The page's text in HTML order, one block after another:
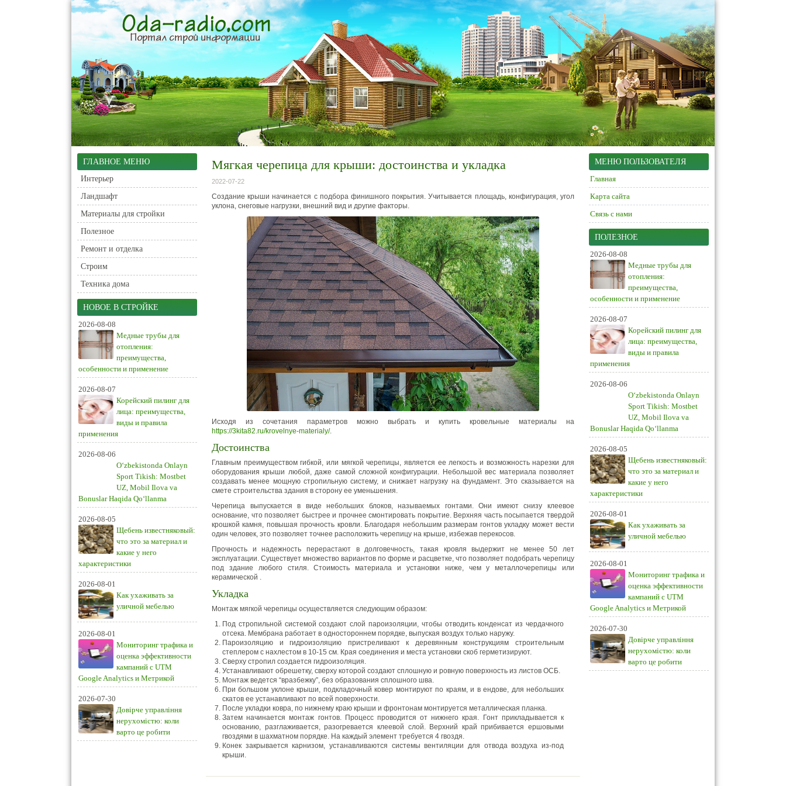
ГЛАВНОЕ МЕНЮ
Интерьер
Ландшафт
Материалы для стройки
Полезное
Ремонт и отделка
Строим
Техника дома
НОВОЕ В СТРОЙКЕ
2026-08-08
Медные трубы для
отопления:
преимущества,
особенности и применение
2026-08-07
Корейский пилинг для
лица: преимущества,
виды и правила
применения
2026-08-06
O‘zbekistonda Onlayn
Sport Tikish: Mostbet
UZ, Mobil Ilova va
Bonuslar Haqida Qo‘llanma
2026-08-05
Щебень известняковый:
что это за материал и
какие у него
характеристики
2026-08-01
Как ухаживать за
уличной мебелью
2026-08-01
Мониторинг трафика и
оценка эффективности
кампаний с UTM
Google Analytics и Метрикой
2026-07-30
Довірче управління
нерухомістю: коли
варто це робити
Мягкая черепица для крыши: достоинства и укладка
2022-07-22
Создание крыши начинается с подбора финишного покрытия. Учитывается площадь, конфигурация, угол
уклона, снеговые нагрузки, внешний вид и другие факторы.
Исходя из сочетания параметров можно выбрать и купить кровельные материалы на
https://3kita82.ru/krovelnye-materialy/.
Достоинства
Главным преимуществом гибкой, или мягкой черепицы, является ее легкость и возможность нарезки для
оборудования крыши любой, даже самой сложной конфигурации. Небольшой вес материала позволяет
создавать менее мощную стропильную систему, и снижает нагрузку на фундамент. Это сказывается на
смете строительства здания в сторону ее уменьшения.
Черепица выпускается в виде небольших блоков, называемых гонтами. Они имеют снизу клеевое
основание, что позволяет быстрее и прочнее смонтировать покрытие. Верхняя часть посыпается твердой
крошкой камня, повышая прочность кровли. Благодаря небольшим размерам гонтов укладку может вести
один человек, это позволяет точнее расположить черепицу на крыше, избежав перекосов.
Прочность и надежность перерастают в долговечность, такая кровля выдержит не менее 50 лет
эксплуатации. Существует множество вариантов по форме и расцветке, что позволяет подобрать черепицу
под здание любого стиля. Стоимость материала и установки ниже, чем у металлочерепицы или
керамической .
Укладка
Монтаж мягкой черепицы осуществляется следующим образом:
Под стропильной системой создают слой пароизоляции, чтобы отводить конденсат из чердачного
отсека. Мембрана работает в одностороннем порядке, выпуская воздух только наружу.
Пароизоляцию и гидроизоляцию пристреливают к деревянным конструкциям строительным
степлером с нахлестом в 10-15 см. Края соединения и места установки скоб герметизируют.
Сверху стропил создается гидроизоляция.
Устанавливают обрешетку, сверху которой создают сплошную и ровную поверхность из листов ОСБ.
Монтаж ведется “вразбежку”, без образования сплошного шва.
При большом уклоне крыши, подкладочный ковер монтируют по краям, и в ендове, для небольших
скатов ее устанавливают по всей поверхности.
После укладки ковра, по нижнему краю крыши и фронтонам монтируется металлическая планка.
Затем начинается монтаж гонтов. Процесс проводится от нижнего края. Гонт прикладывается к
основанию, разглаживается, разогревается клеевой слой. Верхний край прибивается ершовыми
гвоздями в шахматном порядке. На каждый элемент требуется 4 гвоздя.
Конек закрывается карнизом, устанавливаются системы вентиляции для отвода воздуха из-под
крыши.
МЕНЮ ПОЛЬЗОВАТЕЛЯ
Главная
Карта сайта
Связь с нами
ПОЛЕЗНОЕ
2026-08-08
Медные трубы для
отопления:
преимущества,
особенности и применение
2026-08-07
Корейский пилинг для
лица: преимущества,
виды и правила
применения
2026-08-06
O‘zbekistonda Onlayn
Sport Tikish: Mostbet
UZ, Mobil Ilova va
Bonuslar Haqida Qo‘llanma
2026-08-05
Щебень известняковый:
что это за материал и
какие у него
характеристики
2026-08-01
Как ухаживать за
уличной мебелью
2026-08-01
Мониторинг трафика и
оценка эффективности
кампаний с UTM
Google Analytics и Метрикой
2026-07-30
Довірче управління
нерухомістю: коли
варто це робити